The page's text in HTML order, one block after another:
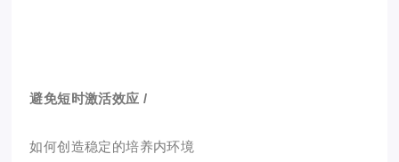
避免短时激活效应 /
如何创造稳定的培养内环境